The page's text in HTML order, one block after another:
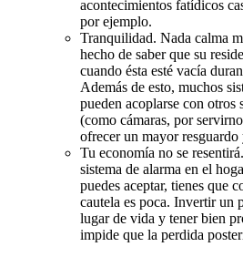
acontecimientos fatídicos
por ejemplo.
Tranquilidad. Nada calma
hecho de saber que su
cuando ésta esté vacía
Además de esto, muchos
pueden acoplarse con otros
(como cámaras, por
ofrecer un mayor resguardo
Tu economía no se
sistema de alarma en el
puedes aceptar, tienes que
cautela es poca. Invertir un
lugar de vida y tener bien
impide que la perdida